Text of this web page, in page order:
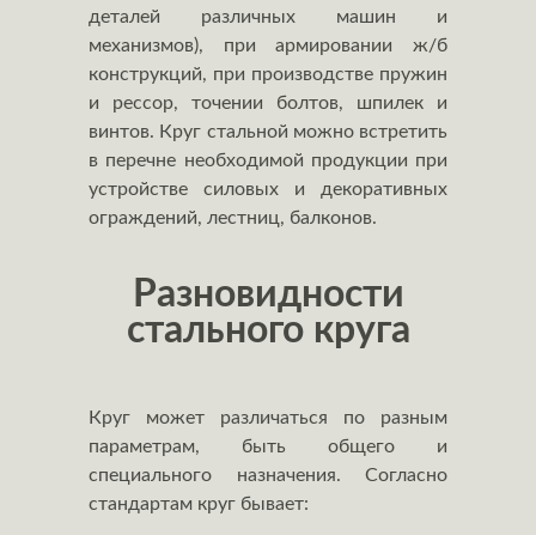
деталей различных машин и
механизмов), при армировании ж/б
конструкций, при производстве пружин
и рессор, точении болтов, шпилек и
винтов. Круг стальной можно встретить
в перечне необходимой продукции при
устройстве силовых и декоративных
ограждений, лестниц, балконов.
Разновидности
стального круга
Круг может различаться по разным
параметрам, быть общего и
специального назначения. Согласно
стандартам круг бывает: